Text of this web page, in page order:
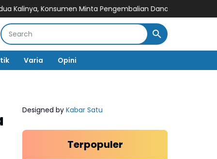
Konsumen Minta Pengembalian Dana Rp186 Juta
Varia Opini
Designed by Kabar Satu
Terpopuler